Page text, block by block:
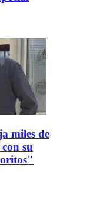
miles de
su